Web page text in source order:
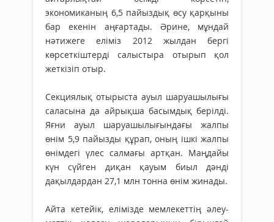
экономиканың 6,5 пайыздық өсу қарқыны
бар екенін аңғартады. Әрине, мұндай
нәтижеге еліміз 2012 жылдан бергі
көрсеткіштерді салыстыра отырып қол
жеткізіп отыр.
Секциялық отырыста ауыл шаруа­шылығы
саласына да айрықша ба­сым­дық берілді.
Яғни ауыл шаруа­шы­лығындағы жалпы
өнім 5,9 пайызды құрап, оның ішкі жалпы
өнімдегі үлес салмағы артқан. Маңдайы
күн сүйген диқан қауым биыл дәнді
дақылдардан 27,1 млн тонна өнім жинады.
Айта кетейік, елімізде мемлекеттің әлеу­